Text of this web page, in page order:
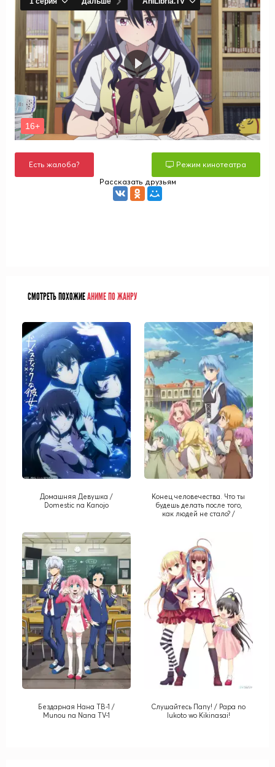
Есть жалоба?
Режим кинотеатра
Рассказать друзьям
СМОТРЕТЬ ПОХОЖИЕАНИМЕ ПО ЖАНРУ
Домашняя Девушка /
Domestic na Kanojo
Конец человечества. Что ты
будешь делать после того,
как людей не стало? /
Desuka? Sukutte Moratte Ii
Desuka?
Бездарная Нана ТВ-1 /
Munou na Nana TV-1
Слушайтесь Папу! / Papa no
Iukoto wo Kikinasai!